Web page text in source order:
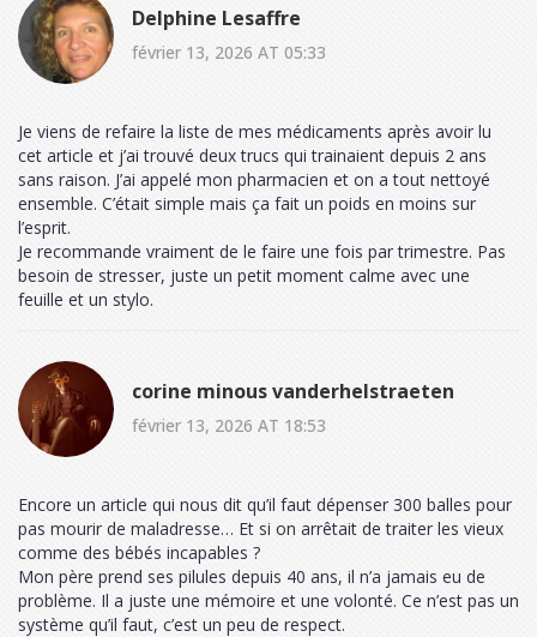
Delphine Lesaffre
février 13, 2026 AT 05:33
Je viens de refaire la liste de mes médicaments après avoir lu
cet article et j’ai trouvé deux trucs qui trainaient depuis 2 ans
sans raison. J’ai appelé mon pharmacien et on a tout nettoyé
ensemble. C’était simple mais ça fait un poids en moins sur
l’esprit.
Je recommande vraiment de le faire une fois par trimestre. Pas
besoin de stresser, juste un petit moment calme avec une
feuille et un stylo.
corine minous vanderhelstraeten
février 13, 2026 AT 18:53
Encore un article qui nous dit qu’il faut dépenser 300 balles pour
pas mourir de maladresse… Et si on arrêtait de traiter les vieux
comme des bébés incapables ?
Mon père prend ses pilules depuis 40 ans, il n’a jamais eu de
problème. Il a juste une mémoire et une volonté. Ce n’est pas un
système qu’il faut, c’est un peu de respect.